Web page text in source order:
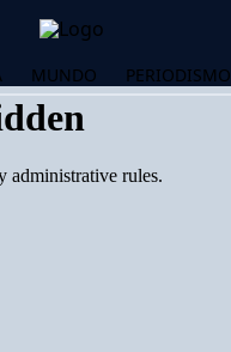
MUNDO PERIODISMO